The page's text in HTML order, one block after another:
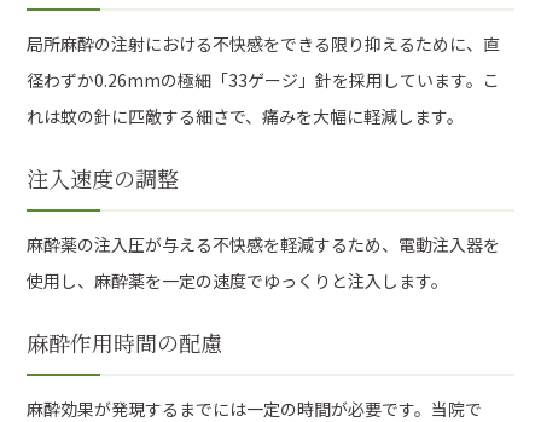
局所麻酔の注射における不快感をできる限り抑えるために、直
径わずか0.26mmの極細「33ゲージ」針を採用しています。こ
れは蚊の針に匹敵する細さで、痛みを大幅に軽減します。
注入速度の調整
麻酔薬の注入圧が与える不快感を軽減するため、電動注入器を
使用し、麻酔薬を一定の速度でゆっくりと注入します。
麻酔作用時間の配慮
麻酔効果が発現するまでには一定の時間が必要です。当院で